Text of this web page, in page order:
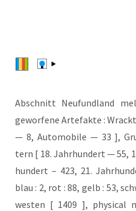
Abschnitt Neu­fund­land
gewor­fe­ne Arte­fak­te :
— 8, Auto­mo­bi­le — 33 ],
tern [ 18. Jahr­hun­dert — 55,
hun­dert – 423, 21.
blau : 2, rot : 88, gelb : 53,
wes­ten [ 1409 ], phy­si­cal